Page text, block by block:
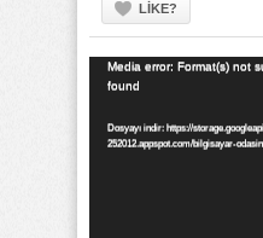
LIKE?
Video
oynatıcı
Media error: Format(s) not
found
Dosyayı indir: https://
252012.appspot.com/bilgisayar-